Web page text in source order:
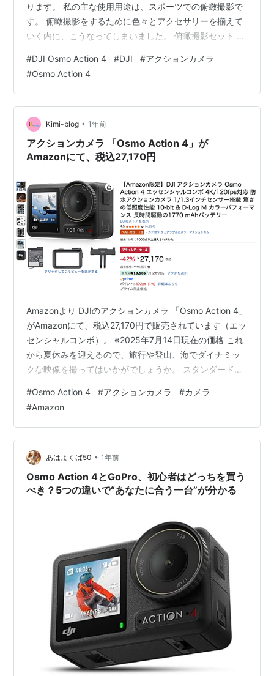
ります。 私の主な使用用途は、スポーツでの俯瞰撮影で
す。 俯瞰撮影をするために色々とアクセサリーを揃えて
いく内に、こうなってしまいました。 俯瞰撮影セット と
ている神アクセサリーたちを順番に紹介していこうと思
います。 使用しているアクセサリーたち DJI OSMO
ACTION 4 保護ケージ DJI Osmo Action 延長ロッド
COMICA VM10 PRO USB Type-C 分岐ケーブル Type-C
ケーブル クラン…
#DJI Osmo Action 4 #DJI #アクションカメラ
#Osmo Action 4
Kimi-blog • 1年前
アクションカメラ 「Osmo Action 4」が
Amazonにて、税込27,170円
Amazonより DJIのアクションカメラ 「Osmo Action 4」
がAmazonにて、税込27,170円で販売されています（エッ
センシャルコンボ）。 ※2025年7月14日現在の価格 これ
から夏休みを迎えるので、旅行や登山、海でダイナミッ
クな映像を撮ってはいかがでしょうか。 スタンダードコ
フになっています。 価格もエッセンシャルコンボの方が
安くなっているため、お得です。 Osmo Action 4の特徴
は？ ・1/1.3インチセンサー・4K UHD 120fps動画撮影に
対応・強力な手ぶれ補正・縦動画撮影に対応・防水ケー
スなしで、水…
#Osmo Action 4 #アクションカメラ #カメラ
#Amazon
あはよくば50 • 1年前
Osmo Action 4とGoPro、初心者はどっちを買う
べき？5つの違いで“あなたに合う一台”が分かる